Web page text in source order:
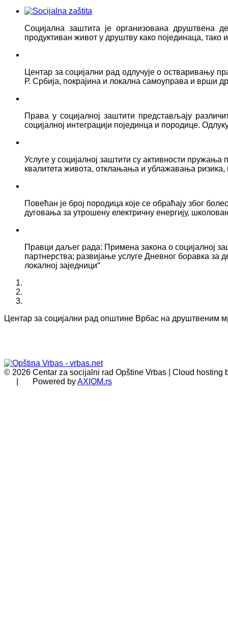
Социјална заштита је организована друштвена
продуктиван живот у друштву како појединаца,
Центар за социјални рад одлучује о остваривању
Р. Србија, покрајина и локална самоуправа и врши
Права у социјалној заштити представљају
социјалној интеграцији појединца и породице.
Услуге у социјалној заштити су активности
квалитета живота, отклањања и ублажавања ризика,
Повећан је број породица које се обраћају због
дуговања за утрошену електричну енергију,
Правци даљег рада: Примена закона о социјалној
партнерства; развијање услуге Дневног боравка
локалној заједници“
Центар за социјални рад општине Врбас на друштвеним
© 2026 Centar za socijalni rad Opštine Vrbas | Cloud hosting
| Powered byAXIOM.rs